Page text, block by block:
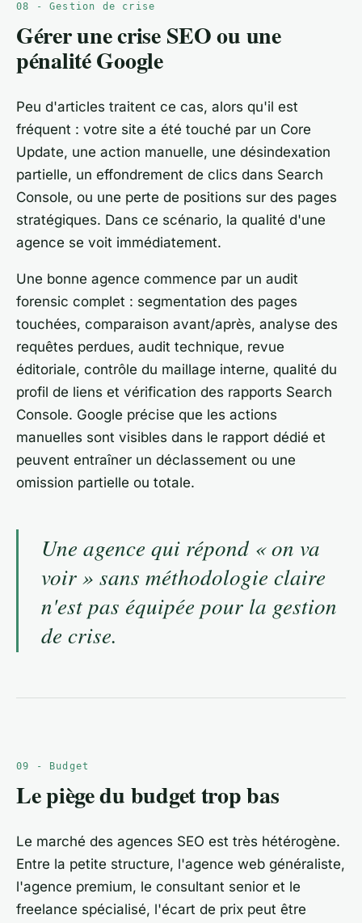
08 - Gestion de crise
Gérer une crise SEO ou une
pénalité Google
Peu d'articles traitent ce cas, alors qu'il est
fréquent : votre site a été touché par un Core
Update, une action manuelle, une désindexation
partielle, un effondrement de clics dans Search
Console, ou une perte de positions sur des pages
stratégiques. Dans ce scénario, la qualité d'une
agence se voit immédiatement.
Une bonne agence commence par un audit
forensic complet : segmentation des pages
touchées, comparaison avant/après, analyse des
requêtes perdues, audit technique, revue
éditoriale, contrôle du maillage interne, qualité du
profil de liens et vérification des rapports Search
Console. Google précise que les actions
manuelles sont visibles dans le rapport dédié et
peuvent entraîner un déclassement ou une
omission partielle ou totale.
Une agence qui répond « on va
voir » sans méthodologie claire
n'est pas équipée pour la gestion
de crise.
09 - Budget
Le piège du budget trop bas
Le marché des agences SEO est très hétérogène.
Entre la petite structure, l'agence web généraliste,
l'agence premium, le consultant senior et le
freelance spécialisé, l'écart de prix peut être